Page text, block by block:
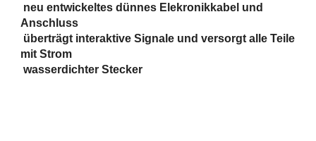
 neu entwickeltes dünnes Elekronikkabel und
Anschluss
 überträgt interaktive Signale und versorgt alle Teile
mit Strom
 wasserdichter Stecker